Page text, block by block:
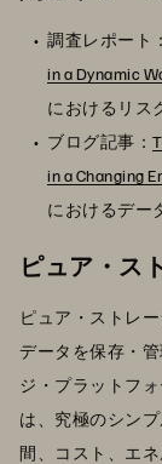
調査レポート：
in a Dynamic
におけるリス
ブログ記事：
in a Changing
におけるデー
ピュア・ス
ピュア・ストレ
データを保存・
ジ・プラットフ
は、究極のシン
間、コスト、エ